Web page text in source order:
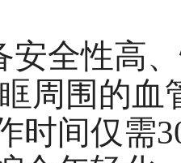
安全性高
周围的
时间仅需